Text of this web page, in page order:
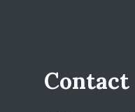
Contact